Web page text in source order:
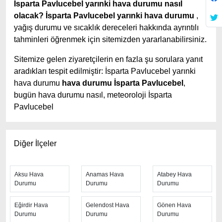
İsparta Pavlucebel yarınki hava durumu nasıl
olacak? İsparta Pavlucebel yarınki hava durumu ,
yağış durumu ve sıcaklık dereceleri hakkında ayrıntılı
tahminleri öğrenmek için sitemizden yararlanabilirsiniz.
Sitemize gelen ziyaretçilerin en fazla şu sorulara yanıt
aradıkları tespit edilmiştir: İsparta Pavlucebel yarınki
hava durumu hava durumu İsparta Pavlucebel ,
bugün hava durumu nasıl, meteoroloji İsparta
Pavlucebel
yapan site; hava durumu 15 günlük sitesidir.
durumu
günlük, hava durumu 10 günlük hava durumu 15 güne
kadar uzatılmış hava tahminleri ile tahminlerinin
yanında daha fazla ayrıntının yer aldığı saatlik hava
durumu tahminlerini bulabilirsiniz. Bu sitede yer alan
Diğer İlçeler
Aksu Hava
Durumu
Anamas Hava
Durumu
Atabey Hava
Durumu
Eğirdir Hava
Durumu
Gelendost Hava
Durumu
Gönen Hava
Durumu